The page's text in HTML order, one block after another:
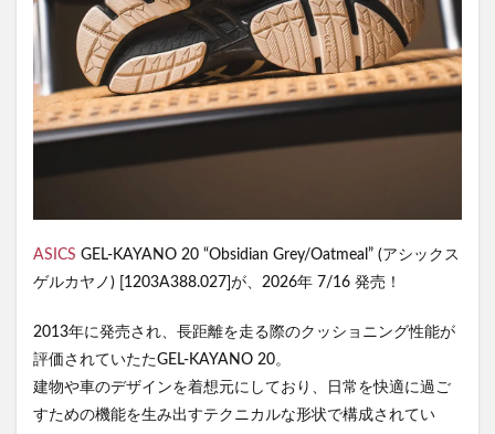
ASICS GEL-KAYANO 20 “Obsidian Grey/Oatmeal” (アシックス
ゲルカヤノ) [1203A388.027]が、2026年 7/16 発売！
2013年に発売され、長距離を走る際のクッショニング性能が
評価されていたたGEL-KAYANO 20。
建物や車のデザインを着想元にしており、日常を快適に過ご
すための機能を生み出すテクニカルな形状で構成されてい